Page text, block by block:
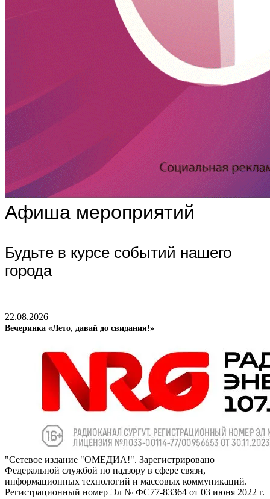
Афиша мероприятий
Будьте в курсе событий нашего
города
22.08.2026
Вечеринка «Лето, давай до свидания!»
"Сетевое издание "ОМЕДИА!". Зарегистрировано
Федеральной службой по надзору в сфере связи,
информационных технологий и массовых коммуникаций.
Регистрационный номер Эл № ФС77-83364 от 03 июня 2022 г.